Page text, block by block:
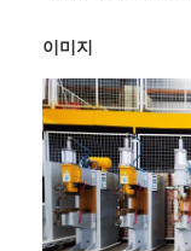
구리 전극을 용
산업용 스프링
자동차 덴트 풀
축전지 방전 점
이미지